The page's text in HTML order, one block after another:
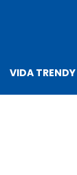
VIDA TRENDY